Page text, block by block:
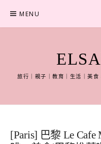
content
MENU
旅行｜親子｜教育｜生活｜美食
[Paris] 巴黎 Le